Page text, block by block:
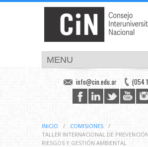
(054
info@cin.edu.ar
INICIO / COMISIONES
/
TALLER INTERNACIONAL DE
RIESGOS Y GESTIÓN AMBIENTAL